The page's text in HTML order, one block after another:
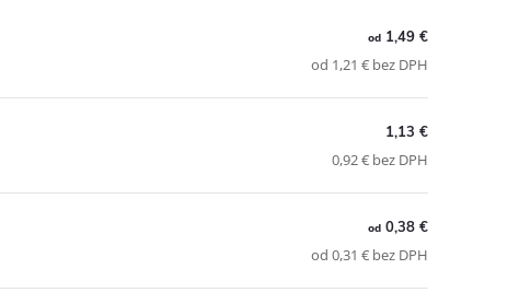
od 1,49 €
od 1,21 € bez DPH
1,13 €
0,92 € bez DPH
od 0,38 €
od 0,31 € bez DPH